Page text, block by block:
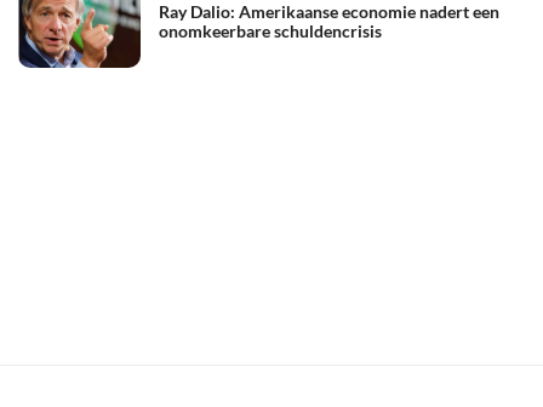
Ray Dalio: Amerikaanse economie nadert een
onomkeerbare schuldencrisis